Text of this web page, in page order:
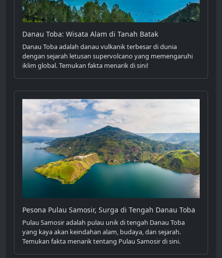
Danau Toba: Wisata Alam di Tanah Batak
Danau Toba adalah danau vulkanik terbesar di dunia
dengan sejarah letusan supervolcano yang memengaruhi
iklim global. Temukan fakta menarik di sini!
Pesona Pulau Samosir, Surga di Tengah Danau Toba
Pulau Samosir adalah pulau unik di tengah Danau Toba
yang kaya akan keindahan alam, budaya, dan sejarah.
Temukan fakta menarik tentang Pulau Samosir di sini.